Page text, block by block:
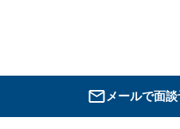
メールで面